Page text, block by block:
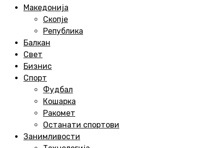
Македонија
Скопје
Република
Балкан
Свет
Бизнис
Спорт
Фудбал
Кошарка
Ракомет
Останати спортови
Занимливости